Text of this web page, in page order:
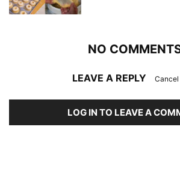
NO
LEAVE A REPLY Cancel
LOG IN TO LEAVE A